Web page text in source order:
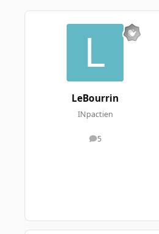
LeBourrin
INpactien
5
messages